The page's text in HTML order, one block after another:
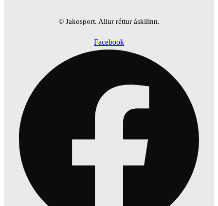
© Jakosport. Allur réttur áskilinn.
Facebook